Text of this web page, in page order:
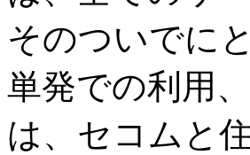
そのついでに
単発での利用
は、セコムと